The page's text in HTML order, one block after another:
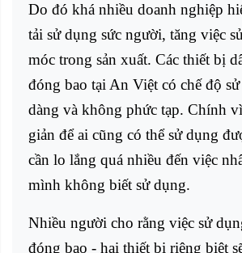
Do đó khá nhiều doanh nghiệp
tải sử dụng sức người, tăng việc
móc trong sản xuất. Các thiết bị
đóng bao tại An Việt có chế độ
dàng và không phức tạp. Chính
giản để ai cũng có thể sử dụng
cần lo lắng quá nhiều đến việc
mình không biết sử dụng.
Nhiều người cho rằng việc sử
đóng bao - hai thiết bị riêng biệt